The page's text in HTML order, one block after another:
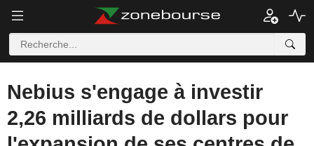
Nebius s'engage à investir
2,26 milliards de dollars pour